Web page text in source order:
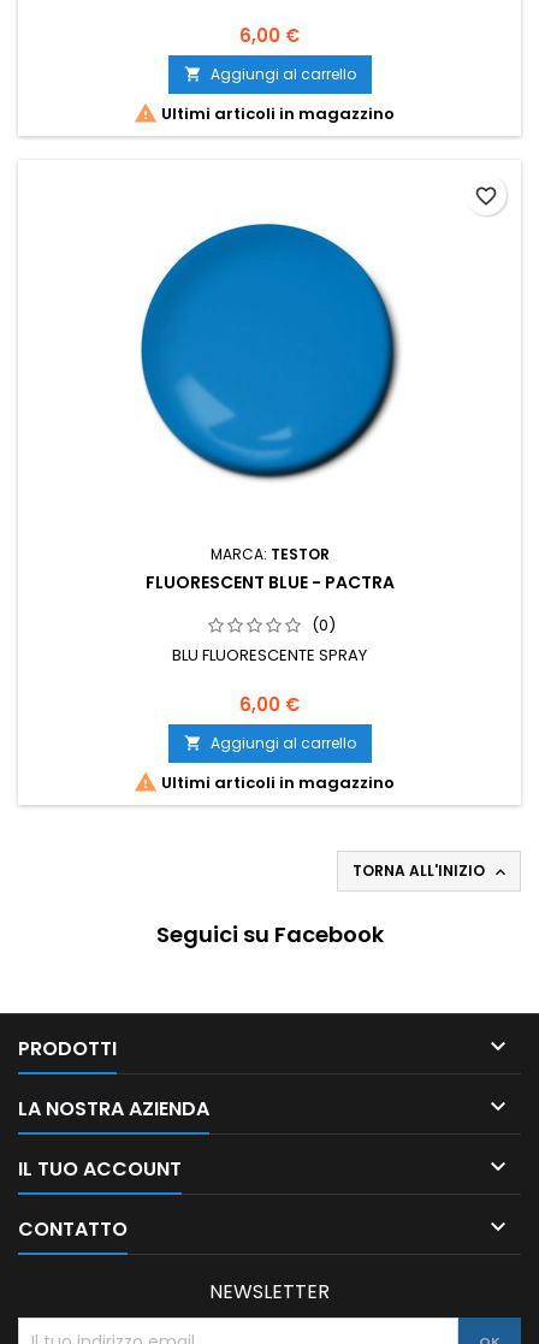
6,00 €
 Aggiungi al carrello
 Ultimi articoli in magazzino
MARCA: TESTOR
FLUORESCENT BLUE - PACTRA
(0)
BLU FLUORESCENTE SPRAY
6,00 €
 Aggiungi al carrello
 Ultimi articoli in magazzino
favorite_border
TORNA ALL'INIZIO 
Seguici su Facebook
PRODOTTI 
LA NOSTRA AZIENDA 
IL TUO ACCOUNT 
CONTATTO 
NEWSLETTER